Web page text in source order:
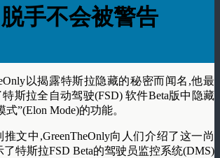
手不会被警告
以揭露特斯拉隐藏的秘密而闻名,他最
斯拉全自动驾驶(FSD) 软件Beta版中隐藏
”(Elon Mode)的功能。
文中,GreenTheOnly向人们介绍了这一尚
特斯拉FSD Beta的驾驶员监控系统(DMS)